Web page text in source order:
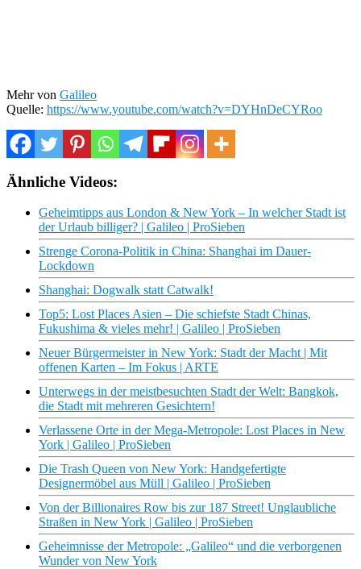
Mehr von Galileo
Quelle: https://www.youtube.com/watch?v=DYHnDeCYRoo
Ähnliche Videos:
Geheimtipps aus London & New York – In welcher Stadt ist
der Urlaub billiger? | Galileo | ProSieben
Strenge Corona-Politik in China: Shanghai im Dauer-
Lockdown
Shanghai: Dogwalk statt Catwalk!
Top5: Lost Places Asien – Die schiefste Stadt Chinas,
Fukushima & vieles mehr! | Galileo | ProSieben
Neuer Bürgermeister in New York: Stadt der Macht | Mit
offenen Karten – Im Fokus | ARTE
Unterwegs in der meistbesuchten Stadt der Welt: Bangkok,
die Stadt mit mehreren Gesichtern!
Verlassene Orte in der Mega-Metropole: Lost Places in New
York | Galileo | ProSieben
Die Trash Queen von New York: Handgefertigte
Designermöbel aus Müll | Galileo | ProSieben
Von der Billionaires Row bis zur 187 Street! Unglaubliche
Straßen in New York | Galileo | ProSieben
Geheimnisse der Metropole: „Galileo“ und die verborgenen
Wunder von New York